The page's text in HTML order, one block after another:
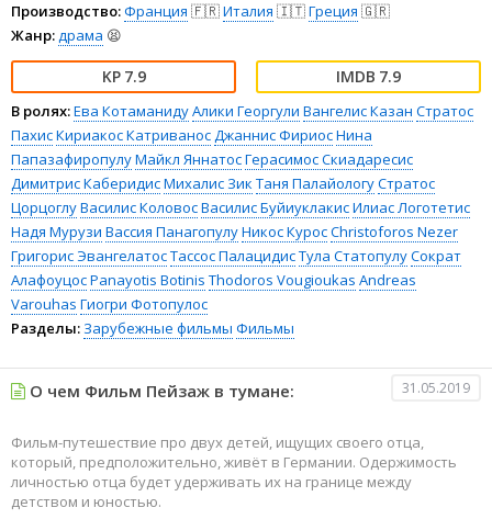
Производство:Франция 🇫🇷Италия 🇮🇹Греция 🇬🇷
Жанр:драма 😫
7.9 7.9
В ролях:Ева КотаманидуАлики Георгули Вангелис Казан Стратос
ПахисКириакос КатриваносДжаннис ФириосНина
ПапазафиропулуМайкл ЯннатосГерасимос Скиадаресис
Димитрис КаберидисМихалис Зик Таня ПалайологуСтратос
ЦорцоглуВасилис КоловосВасилис БуйиуклакисИлиас Логотетис
Надя Мурузи Вассия ПанагопулуНикос КуросChristoforos Nezer
Григорис ЭвангелатосТассос ПалацидисТула СтатопулуСократ
АлафоуцосPanayotis Botinis Thodoros Vougioukas Andreas
Varouhas Гиогри Фотопулос
Разделы: Зарубежные фильмы Фильмы
О чем Фильм Пейзаж в тумане: 31.05.2019
Фильм-путешествие про двух детей, ищущих своего отца,
который, предположительно, живёт в Германии. Одержимость
личностью отца будет удерживать их на границе между
детством и юностью.